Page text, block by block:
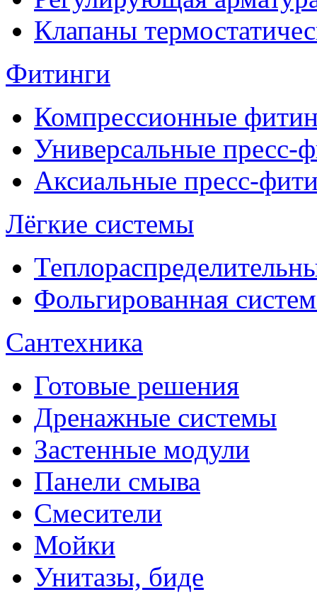
Клапаны
Фитинги
Компрессионные
Универсальные пресс-
Аксиальные пресс-
Лёгкие системы
Фольгированная
Сантехника
Готовые решения
Дренажные системы
Застенные модули
Панели смыва
Смесители
Мойки
Унитазы, биде